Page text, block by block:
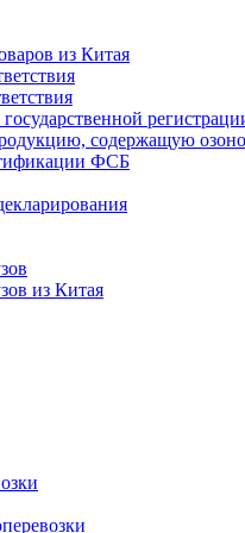
из Китая
содержащую
ФСБ
из Китая